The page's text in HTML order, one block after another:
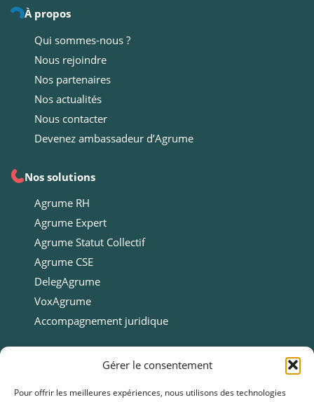
Gérer le consentement
Pour offrir les meilleures expériences, nous utilisons des technologies
À propos
Qui sommes-nous ?
Nous rejoindre
Nos partenaires
Nos actualités
Nous contacter
Devenez ambassadeur d’Agrume
Nos solutions
Agrume RH
Agrume Expert
Agrume Statut Collectif
Agrume CSE
DelegAgrume
VoxAgrume
Accompagnement juridique
Ressources